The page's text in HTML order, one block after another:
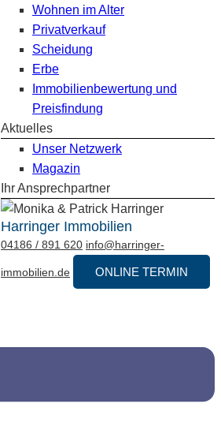
Wohnen im Alter
Privatverkauf
Scheidung
Erbe
Immobilienbewertung und
Preisfindung
Aktuelles
Unser Netzwerk
Magazin
Ihr Ansprechpartner
Harringer Immobilien
04186 / 891 620 info@harringer-
immobilien.de ONLINE TERMIN